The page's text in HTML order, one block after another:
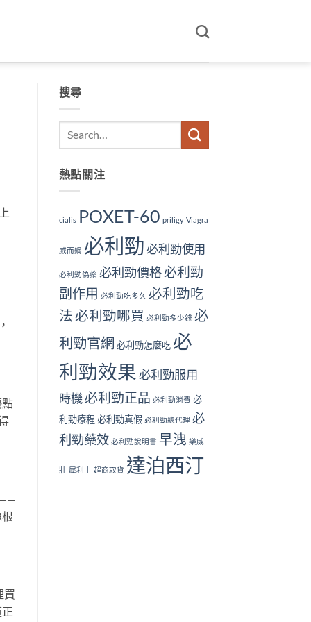
——
買
搜尋
熱點關注
cialis POXET-60 priligy Viagra
威而鋼 必利勁必利勁使用
必利勁偽藥 必利勁價格必利勁
副作用 必利勁吃多久 必利勁吃
法必利勁哪買 必利勁多少錢 必
利勁官網 必利勁怎麼吃 必
利勁效果 必利勁服用
時機必利勁正品 必利勁消費 必
利勁療程 必利勁真假 必利勁總代理 必
利勁藥效 必利勁說明書 早洩 樂威
壯 犀利士 超商取貨 達泊西汀